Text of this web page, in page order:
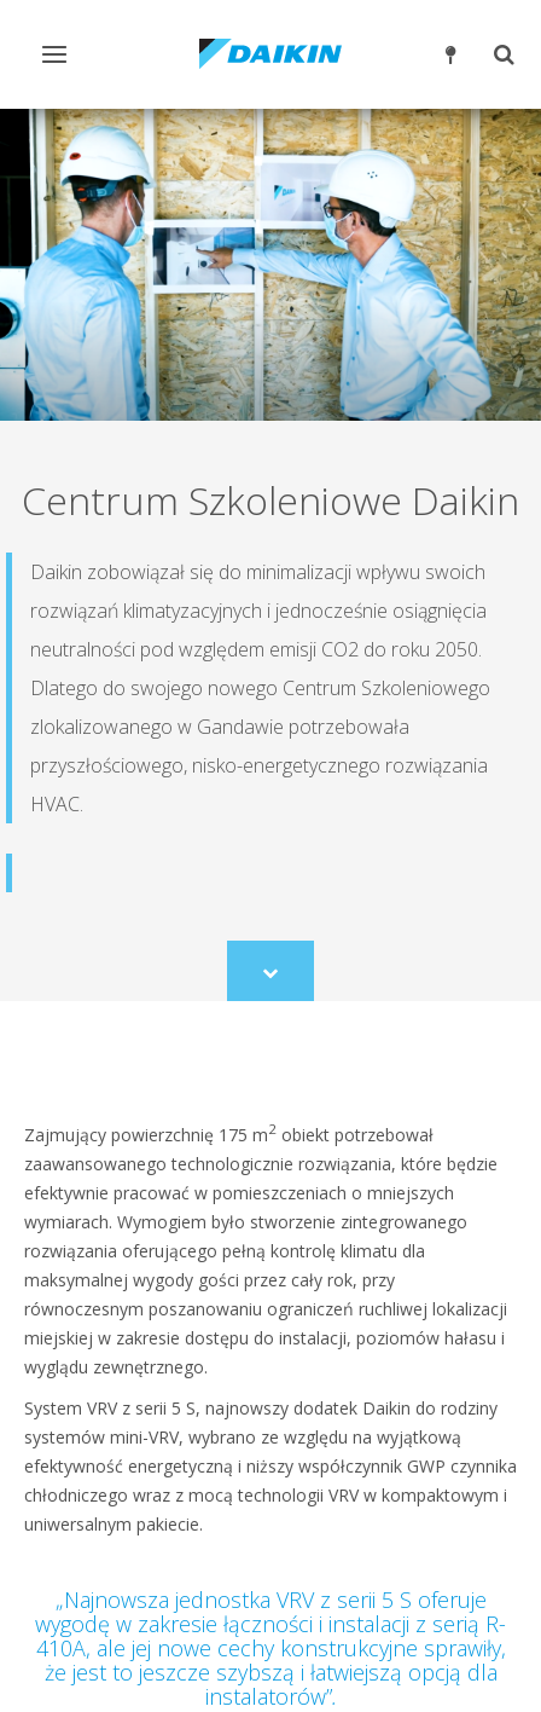
Przełącz
Centrum Szkoleniowe Daikin
Daikin zobowiązał się do minimalizacji wpływu swoich
rozwiązań klimatyzacyjnych i jednocześnie osiągnięcia
neutralności pod względem emisji CO2 do roku 2050.
Dlatego do swojego nowego Centrum Szkoleniowego
zlokalizowanego w Gandawie potrzebowała
przyszłościowego, nisko-energetycznego rozwiązania
HVAC.
Scroll
to
Zajmujący powierzchnię 175 m2 obiekt potrzebował
zaawansowanego technologicznie rozwiązania, które będzie
efektywnie pracować w pomieszczeniach o mniejszych
wymiarach. Wymogiem było stworzenie zintegrowanego
rozwiązania oferującego pełną kontrolę klimatu dla
maksymalnej wygody gości przez cały rok, przy
równoczesnym poszanowaniu ograniczeń ruchliwej lokalizacji
miejskiej w zakresie dostępu do instalacji, poziomów hałasu i
wyglądu zewnętrznego.
System VRV z serii 5 S, najnowszy dodatek Daikin do rodziny
systemów mini-VRV, wybrano ze względu na wyjątkową
efektywność energetyczną i niższy współczynnik GWP czynnika
chłodniczego wraz z mocą technologii VRV w kompaktowym i
uniwersalnym pakiecie.
„Najnowsza jednostka VRV z serii 5 S oferuje
wygodę w zakresie łączności i instalacji z serią R-
410A, ale jej nowe cechy konstrukcyjne sprawiły,
że jest to jeszcze szybszą i łatwiejszą opcją dla
instalatorów”.